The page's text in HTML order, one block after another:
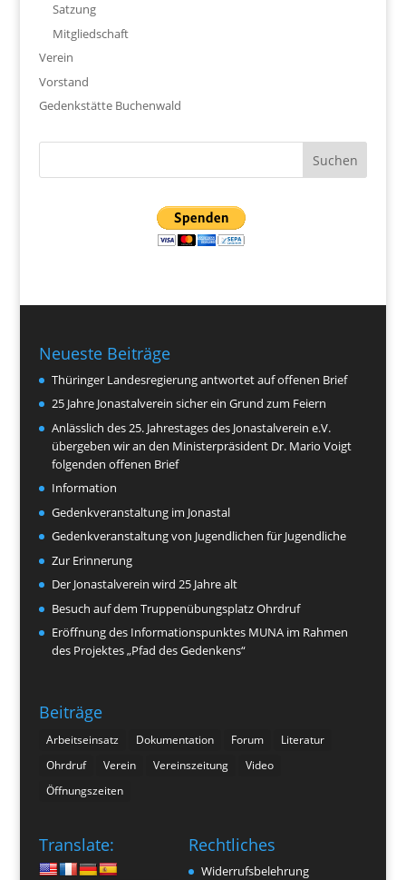
Satzung
Mitgliedschaft
Verein
Vorstand
Gedenkstätte Buchenwald
Neueste Beiträge
Thüringer Landesregierung antwortet auf offenen Brief
25 Jahre Jonastalverein sicher ein Grund zum Feiern
Anlässlich des 25. Jahrestages des Jonastalverein e.V.
übergeben wir an den Ministerpräsident Dr. Mario Voigt
folgenden offenen Brief
Information
Gedenkveranstaltung im Jonastal
Gedenkveranstaltung von Jugendlichen für Jugendliche
Zur Erinnerung
Der Jonastalverein wird 25 Jahre alt
Besuch auf dem Truppenübungsplatz Ohrdruf
Eröffnung des Informationspunktes MUNA im Rahmen
des Projektes „Pfad des Gedenkens“
Beiträge
Arbeitseinsatz Dokumentation Forum
Literatur
Ohrdruf
Verein Vereinszeitung
Video
Öffnungszeiten
Translate: Rechtliches
Widerrufsbelehrung